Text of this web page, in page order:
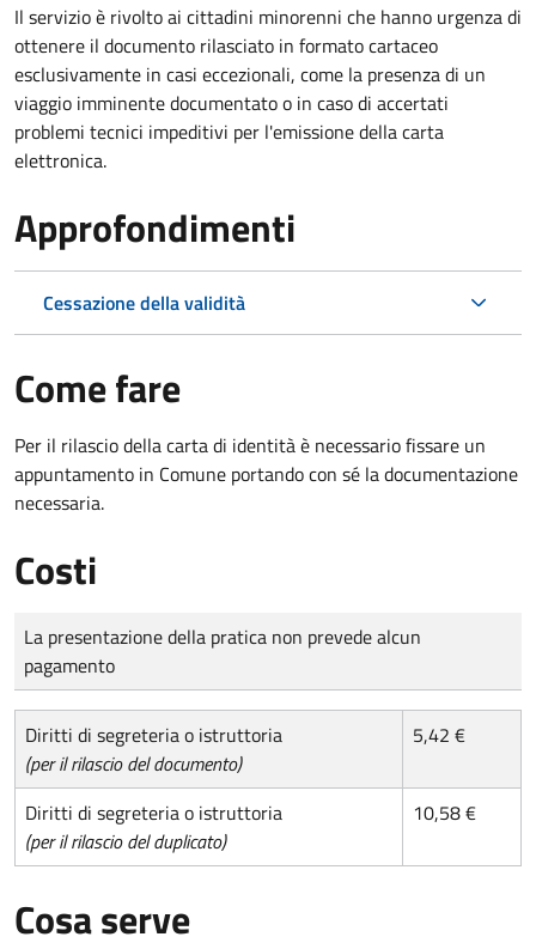
Il servizio è rivolto ai cittadini minorenni che hanno urgenza di
ottenere il documento rilasciato in formato cartaceo
esclusivamente in casi eccezionali, come la presenza di un
viaggio imminente documentato o in caso di accertati
problemi tecnici impeditivi per l'emissione della carta
elettronica.
Approfondimenti
Cessazione della validità
Come fare
Per il rilascio della carta di identità è necessario fissare un
appuntamento in Comune portando con sé la documentazione
necessaria.
Costi
Tipo di pagamento
Importo
La presentazione della pratica non prevede alcun
pagamento
Diritti di segreteria o istruttoria
(per il rilascio del documento)
5,42 €
Diritti di segreteria o istruttoria
(per il rilascio del duplicato)
10,58 €
Cosa serve